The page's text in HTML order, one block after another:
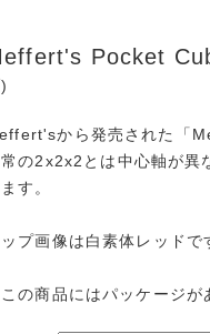
Pocket
から発売された「
の2x2x2とは中心軸が異
す。
ップ画像は白素体レッドで
の商品にはパッケージが